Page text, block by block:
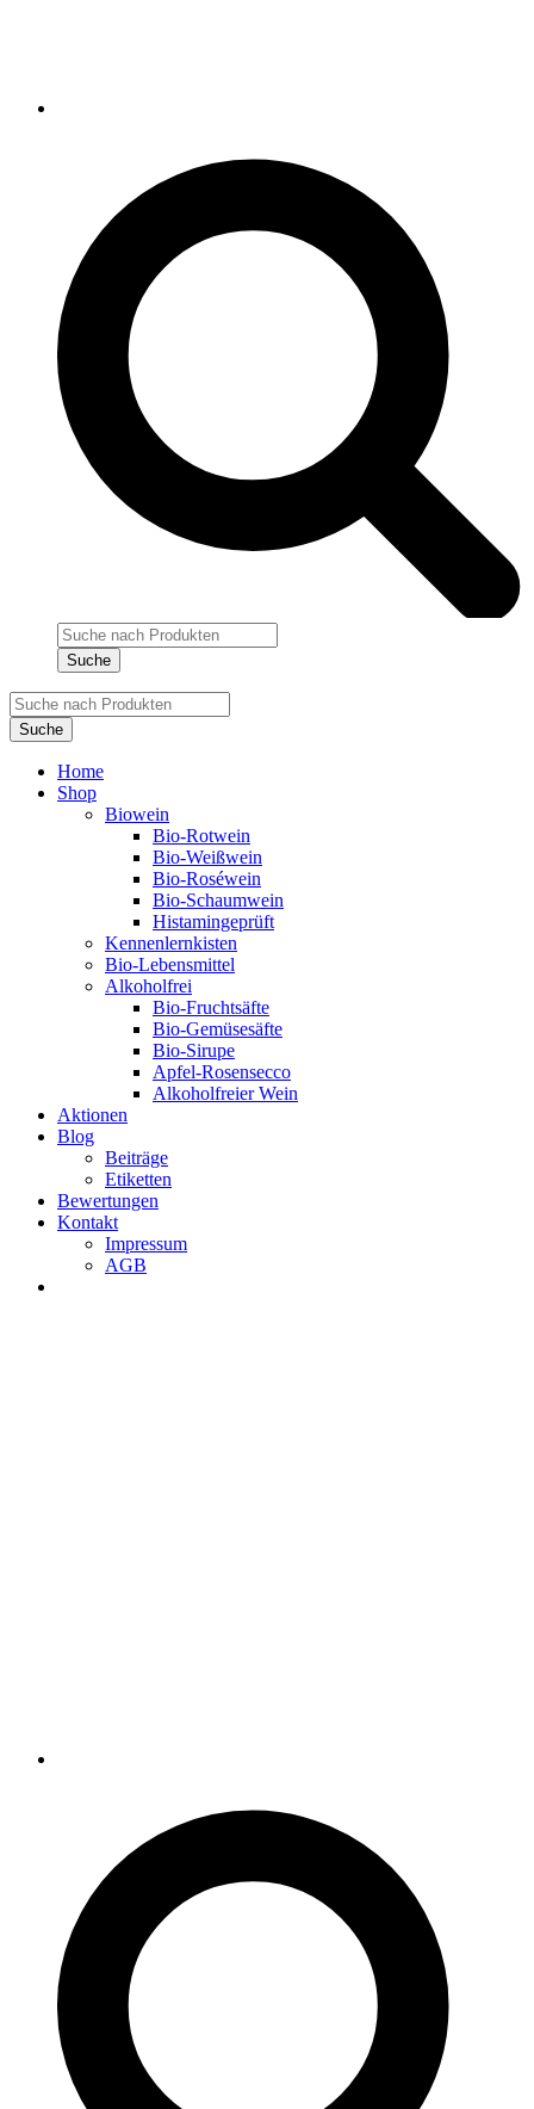
Products
search
Suche
Products
search
Suche
Home
Shop
Biowein
Bio-Rotwein
Bio-Weißwein
Bio-Roséwein
Bio-Schaumwein
Histamingeprüft
Kennenlernkisten
Bio-Lebensmittel
Alkoholfrei
Bio-Fruchtsäfte
Bio-Gemüsesäfte
Bio-Sirupe
Apfel-Rosensecco
Alkoholfreier Wein
Aktionen
Blog
Beiträge
Etiketten
Bewertungen
Kontakt
Impressum
AGB